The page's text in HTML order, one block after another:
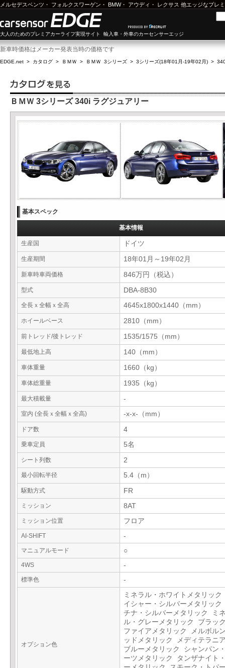
メルセデスベンツ ・ フォルクスワーゲン ・ BMW・ アウディ ・ レクサス 他エッジなプレ
大人のためのプレミアカーライフ実現サイト 輸入車・外車のカーセンサーエッジ
新車時価格はメーカー発表当時の価格です
EDGE.net > カタログ > ＢＭＷ > ＢＭＷ 3シリーズ > 3シリーズ(18年01月-19年02月) >
ＢＭＷ 3シリーズ 340i ラグジュアリー
基本スペック
基本情報
生産国 ドイツ
生産期間 18年01月～19年02月
新車時車両価格 846万円（税込）
型式 DBA-8B30
全長ｘ全幅ｘ全高 4645x1800x1440（mm）
ホイールベース 2810（mm）
前トレッド/後トレッド 1535/1575（mm）
最低地上高 140（mm）
車体重量 1660（kg）
車体総重量 1935（kg）
最大積載量 -
室内 (全長ｘ全幅ｘ全高) -x-x-（mm）
ドア数 4
乗車定員 5名
シート列数 2
最小回転半径 5.4（m）
駆動方式 FR
ミッション 8AT
ミッション位置 フロア
AI-SHIFT -
マニュアルモード ○
4WS -
標準色 -
オプション色
ミネラル・ホワイトメタリッ
イシャー・シルバーメタリッ
チナ・シルバーメタリック ミ
ル・グレーメタリック ブラッ
ファイアメタリック メルボル
ッドメタリック メディテラニ
ブルーメタリック シャンパン
ーツメタリック タンザナイト